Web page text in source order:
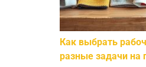
Как выбрать
разные задачи на